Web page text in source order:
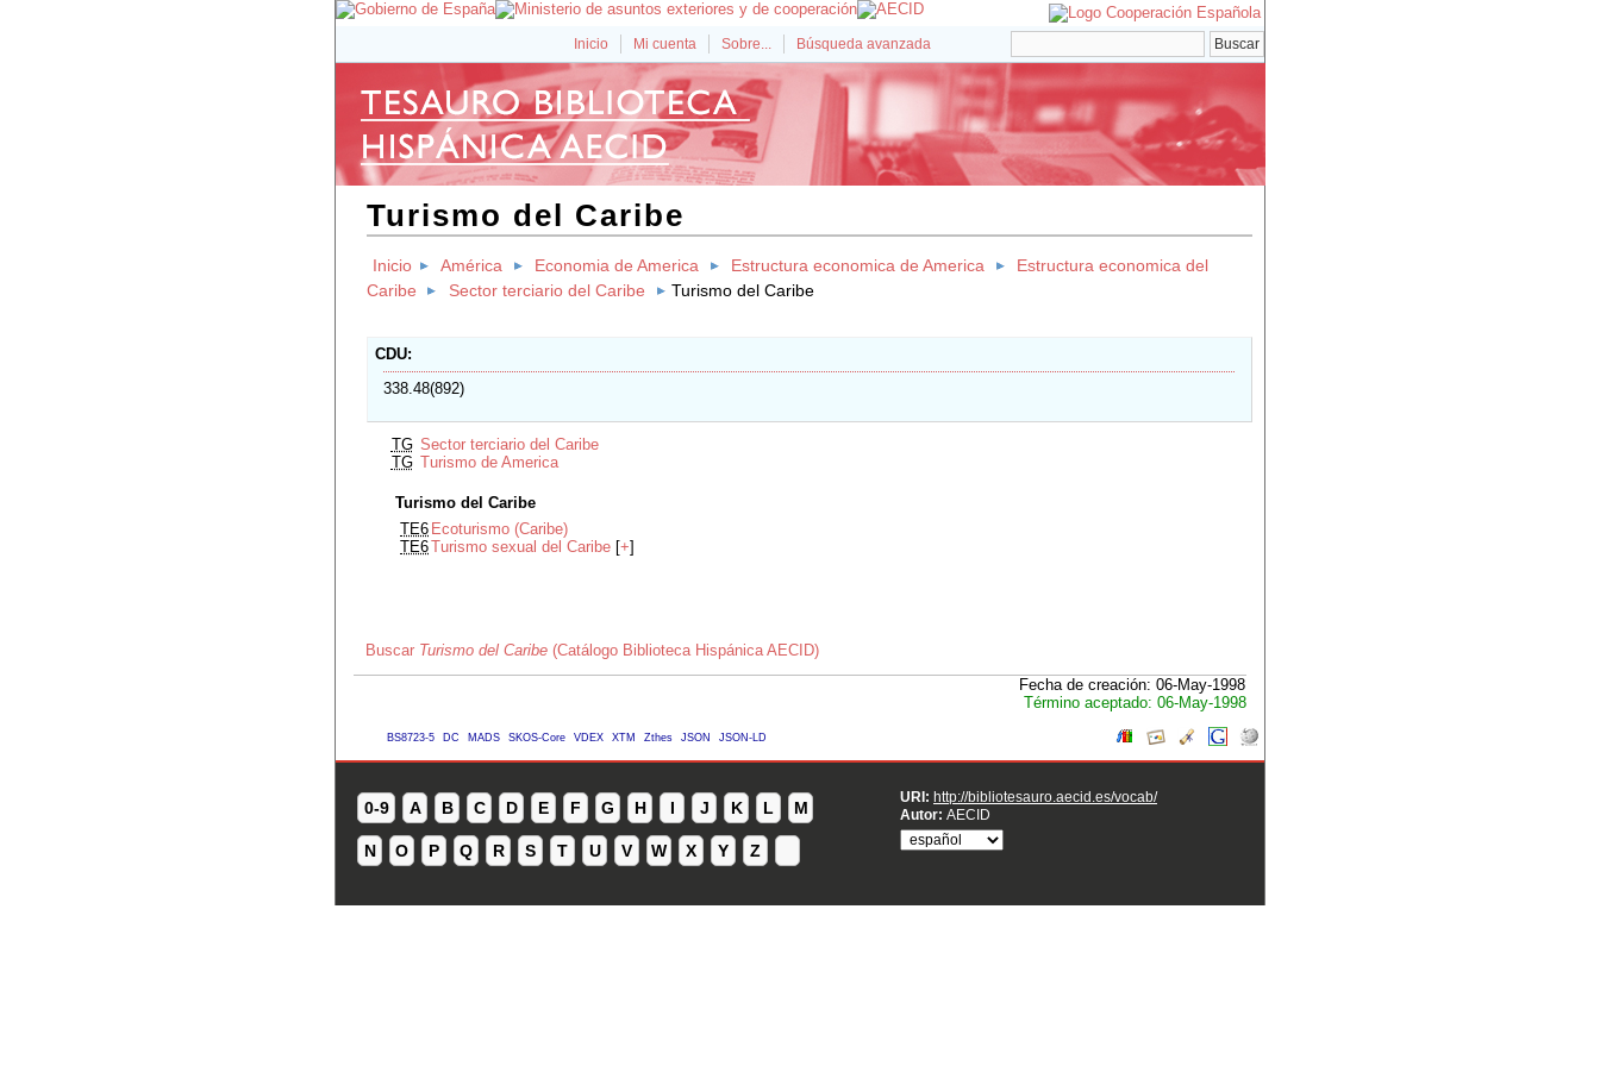
Inicio Mi cuenta Sobre... Búsqueda avanzada
Turismo del Caribe
Inicio América Economia de America Estructura economica de America
Estructura economica del
Caribe
Sector terciario del Caribe Turismo del Caribe
CDU
338.48(892)
TG Sector terciario del Caribe
TG Turismo de America
Turismo del Caribe
TE6 Ecoturismo (Caribe)
TE6Turismo sexual del Caribe [+]
Buscar Turismo del Caribe (Catálogo Biblioteca Hispánica AECID)
Fecha de creación: 06-May-1998
Término aceptado: 06-May-1998
BS8723-5 DC MADS SKOS-Core VDEX XTM Zthes JSON JSON-LD
0-9 A B C D E F G H I J K L M
N O P Q R S T U V W X Y Z
URI: http://bibliotesauro.aecid.es/vocab/
Autor: AECID